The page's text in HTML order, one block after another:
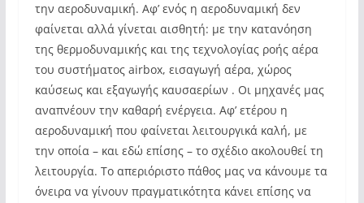
την αεροδυναμική. Αφ’ ενός η αεροδυναμική δεν
φαίνεται αλλά γίνεται αισθητή: με την κατανόηση
της θερμοδυναμικής και της τεχνολογίας ροής αέρα
του συστήματος airbox, εισαγωγή αέρα, χώρος
καύσεως και εξαγωγής καυσαερίων . Οι μηχανές μας
αναπνέουν την καθαρή ενέργεια. Αφ’ ετέρου η
αεροδυναμική που φαίνεται λειτουργικά καλή, με
την οποία – και εδώ επίσης – το σχέδιο ακολουθεί τη
λειτουργία. Το απεριόριστο πάθος μας να κάνουμε τα
όνειρα να γίνουν πραγματικότητα κάνει επίσης να